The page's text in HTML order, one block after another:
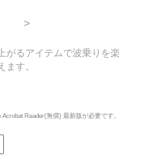
>
がるアイテムで波乗りを楽
す。
Acrobat Reader(無償) 最新版が必要です。